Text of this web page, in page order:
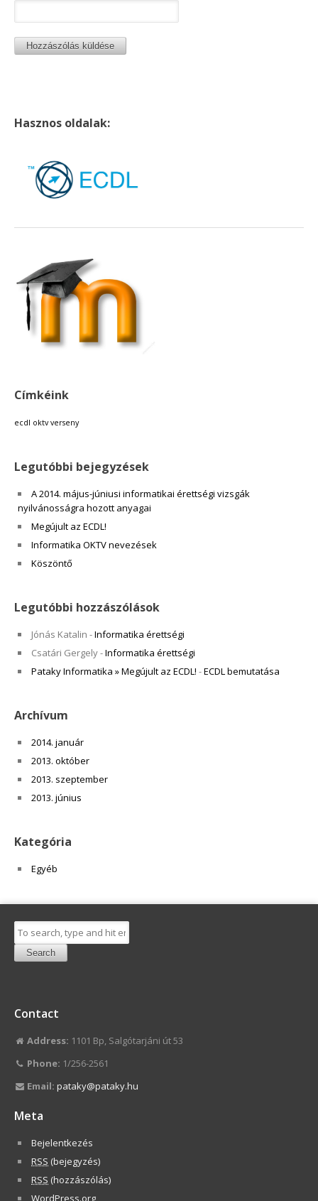
Hasznos oldalak:
Címkéink
ecdl oktv verseny
Legutóbbi bejegyzések
A 2014. május-júniusi informatikai érettségi vizsgák
nyilvánosságra hozott anyagai
Megújult az ECDL!
Informatika OKTV nevezések
Köszöntő
Legutóbbi hozzászólások
Jónás Katalin -Informatika érettségi
Csatári Gergely-Informatika érettségi
Pataky Informatika » Megújult az ECDL! -ECDL bemutatása
Archívum
2014. január
2013. október
2013. szeptember
2013. június
Kategória
Egyéb
Search
Contact
Address: 1101 Bp, Salgótarjáni út 53
Phone: 1/256-2561
Email: pataky@pataky.hu
Meta
Bejelentkezés
RSS (bejegyzés)
RSS (hozzászólás)